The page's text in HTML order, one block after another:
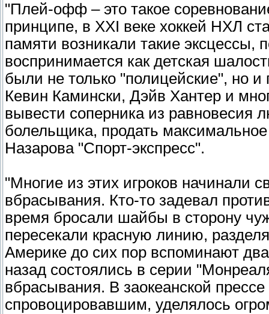
"Плей-офф – это такое
принципе, в XXI веке хоккей НХЛ
памяти возникали такие эксцессы,
воспринимается как детская
были не только "полицейские", но
Кевин Камински, Дэйв Хантер и
вывести соперника из равновесия
болельщика, продать
Назарова "Спорт-экспресс".
"Многие из этих игроков начинали
вбрасывания. Кто-то задевал
время бросали шайбы в сторону
пересекали красную линию,
Америке до сих пор вспоминают
назад состоялись в серии
вбрасывания. В заокеанской
спровоцировавшим, уделялось